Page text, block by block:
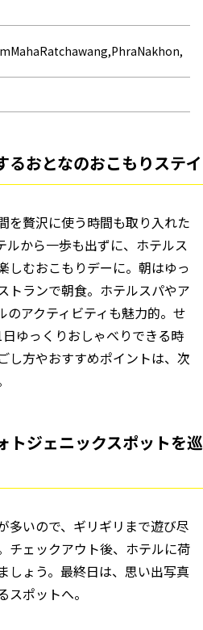
るおとなのおこもりステイ
を贅沢に使う時間も取り入れた
ルから一歩も出ずに、ホテルス
しむおこもりデーに。朝はゆっ
トランで朝食。ホテルスパやア
のアクティビティも魅力的。せ
ゆっくりおしゃべりできる時
し方やおすすめポイントは、次
トジェニックスポットを巡
多いので、ギリギリまで遊び尽
チェックアウト後、ホテルに荷
しょう。最終日は、思い出写真
ポットへ。